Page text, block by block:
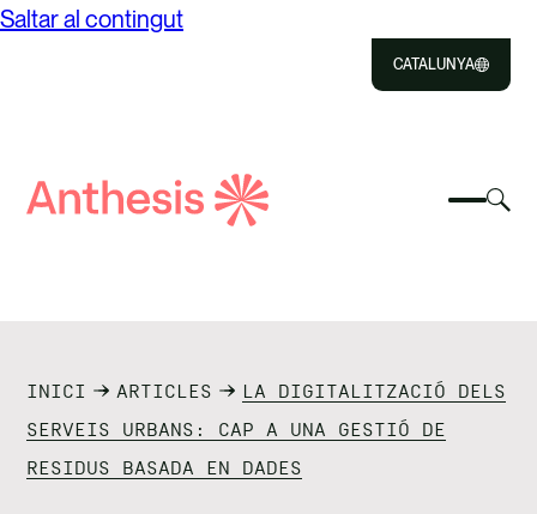
Saltar al contingut
CATALUNYA
mòbil
IMPACTE
RECURSOS
Cerca
INICI ARTICLES
LA DIGITALITZACIÓ DELS
SERVEIS URBANS: CAP A UNA GESTIÓ DE
RESIDUS BASADA EN DADES